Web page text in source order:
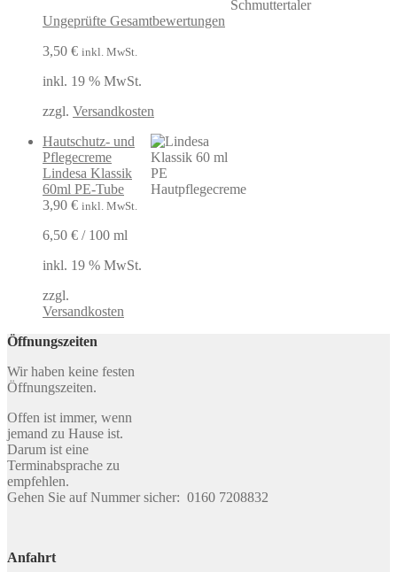
Ungeprüfte Gesamtbewertungen
3,50 € inkl. MwSt.
inkl. 19 % MwSt.
zzgl. Versandkosten
Hautschutz- und
Pflegecreme
Lindesa Klassik
60ml PE-Tube
3,90 € inkl. MwSt.
6,50 € / 100 ml
inkl. 19 % MwSt.
zzgl.
Versandkosten
Öffnungszeiten
Wir haben keine festen
Öffnungszeiten.
Offen ist immer, wenn
jemand zu Hause ist.
Darum ist eine
Terminabsprache zu
empfehlen.
Gehen Sie auf Nummer sicher: 0160 7208832
Anfahrt